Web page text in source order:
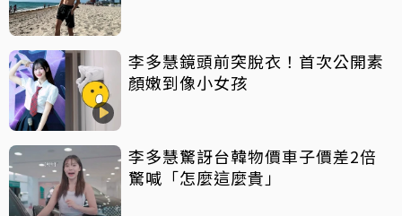
李多慧鏡頭前突脫衣！首次公開素
顏嫩到像小女孩
李多慧驚訝台韓物價車子價差2倍
驚喊「怎麼這麼貴」